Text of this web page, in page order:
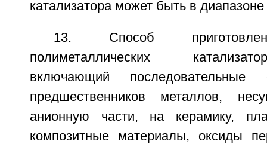
катализатора может быть в
13. Способ
полиметаллических
включающий последовательные
предшественников металлов,
анионную части, на керамику,
композитные материалы, оксиды